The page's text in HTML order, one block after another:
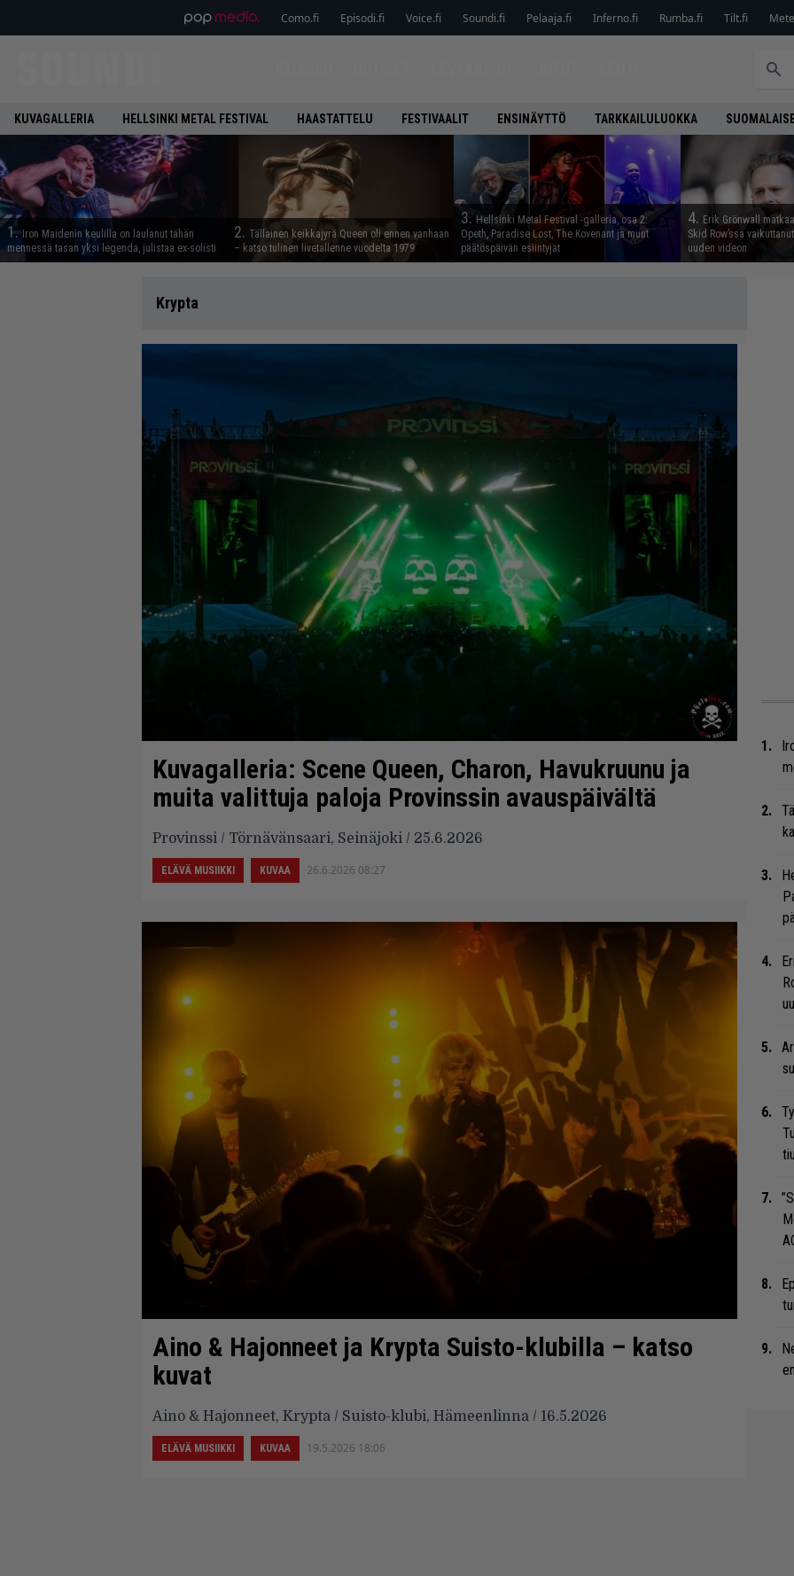
Como.fi Episodi.fi Voice.fi Soundi.fi Pelaaja.fi Inferno.fi Rumba.fi Tilt.fi
KUVAGALLERIA HELLSINKI METAL FESTIVAL HAASTATTELU FESTIVAALIT ENSINÄYTTÖ TARKKAILULUOKKA
1. Iron Maidenin keulilla on laulanut tähän
mennessä tasan yksi legenda, julistaa ex-solisti
2. Tällainen keikkajyrä Queen oli ennen vanhaan
– katso tulinen livetallenne vuodelta 1979
3. Hellsinki Metal Festival -galleria, osa 2:
Opeth, Paradise Lost, The Kovenant ja muut
päätöspäivän esiintyjät
4. Erik Grönwall
Skid Row’ssa
uuden videon
Krypta
Kuvagalleria: Scene Queen, Charon, Havukruunu ja
muita valittuja paloja Provinssin avauspäivältä
Provinssi / Törnävänsaari, Seinäjoki / 25.6.2026
ELÄVÄ MUSIIKKI KUVAA 26.6.2026 08:27
Aino & Hajonneet ja Krypta Suisto-klubilla – katso
kuvat
Aino & Hajonneet, Krypta / Suisto-klubi, Hämeenlinna / 16.5.2026
ELÄVÄ MUSIIKKI KUVAA 19.5.2026 18:06